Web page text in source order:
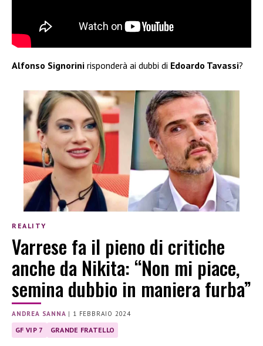
Alfonso Signorini risponderà ai dubbi di Edoardo Tavassi?
REALITY
Varrese fa il pieno di critiche
anche da Nikita: “Non mi piace,
semina dubbio in maniera furba”
ANDREA SANNA | 1 FEBBRAIO 2024
GF VIP 7 GRANDE FRATELLO